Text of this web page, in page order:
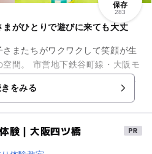
保存
283
まがひとりで遊びに来ても大丈
またちがワクワクして笑顔が生
間。 市営地下鉄谷町線・大阪モ
イオンモール大日に出店してい
をみる
験｜大阪四ツ橋